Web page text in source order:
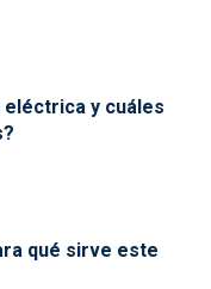
eléctrica y cuáles
qué sirve este